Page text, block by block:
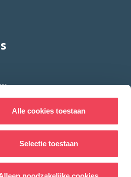
Alle cookies toestaan
Selectie toestaan